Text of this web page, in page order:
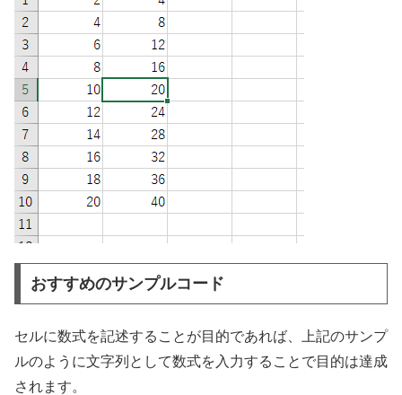
おすすめのサンプルコード
セルに数式を記述することが目的であれば、上記のサンプ
ルのように文字列として数式を入力することで目的は達成
されます。